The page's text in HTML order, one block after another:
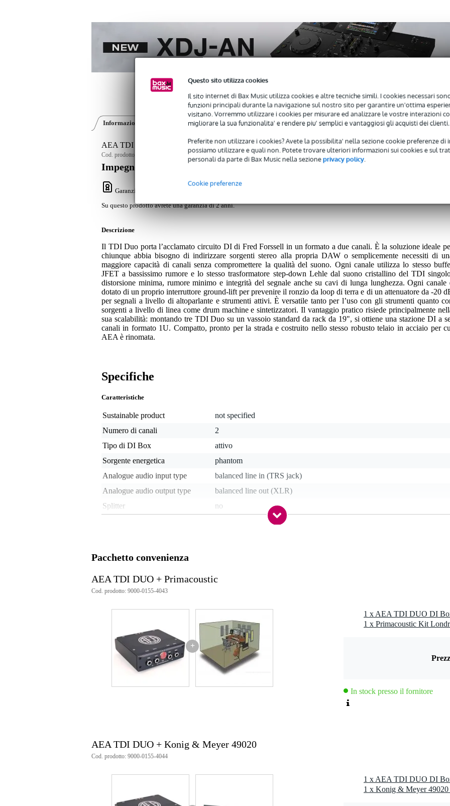
Questo sito utilizza cookies
Il sito internet di Bax Music utilizza cookies e altre tecniche simili. I cookies necessari
funzioni principali durante la navigazione sul nostro sito per garantire un'ottima
visitano. Vorremmo utilizzare i cookies per misurare ed analizzare le vostre interazioni
migliorare la sua funzionalita' e rendere piu' semplici e vantaggiosi gli acquisti dei clienti.
Preferite non utilizzare i cookies? Avete la possibilita' nella sezione cookie preferenze di
possiamo utilizzare e quali non. Potete trovare ulteriori informazioni sui cookies e sul
personali da parte di Bax Music nella sezioneprivacy policy.
Cookie preferenze
Informazioni sul prodotto Recensioni (0) Download (1)
AEA TDI DUO DI Box
Cod. prodotto:
Impegno di servizio
Garanzia Bax Music
Su questo prodotto avrete una garanzia di 2 anni.
Descrizione
Il TDI Duo porta l’acclamato circuito DI di Fred Forssell in un formato a due canali. È la soluzione ideale
chiunque abbia bisogno di indirizzare sorgenti stereo alla propria DAW o semplicemente necessiti di
maggiore capacità di canali senza compromettere la qualità del suono. Ogni canale utilizza lo stesso
JFET a bassissimo rumore e lo stesso trasformatore step-down Lehle dal suono cristallino del TDI
distorsione minima, rumore minimo e integrità del segnale anche su cavi di lunga lunghezza. Ogni canale
dotato di un proprio interruttore ground-lift per prevenire il ronzio da loop di terra e di un attenuatore da -20
per segnali a livello di altoparlante e strumenti attivi. È versatile tanto per l’uso con gli strumenti quanto
sorgenti a livello di linea come drum machine e sintetizzatori. Il vantaggio pratico risiede principalmente
sua scalabilità: montando tre TDI Duo su un vassoio standard da rack da 19", si ottiene una stazione DI a
canali in formato 1U. Compatto, pronto per la strada e costruito nello stesso robusto telaio in acciaio per
AEA è rinomata.
Specifiche
Caratteristiche
Sustainable product
not specified
Numero di canali
2
Tipo di DI Box
attivo
Sorgente energetica
phantom
Analogue audio input type
balanced line in (TRS jack)
Analogue audio output type
balanced line out (XLR)
Splitter
no
Peso
1,0 kg
Pacchetto convenienza
AEA TDI DUO + Primacoustic
Cod. prodotto: 9000-0155-4043
+
1 x AEA TDI DUO DI
1 x Primacoustic Kit
In stock presso il fornitore
AEA TDI DUO + Konig & Meyer 49020
Cod. prodotto: 9000-0155-4044
1 x AEA TDI DUO DI
1 x Konig & Meyer 49020